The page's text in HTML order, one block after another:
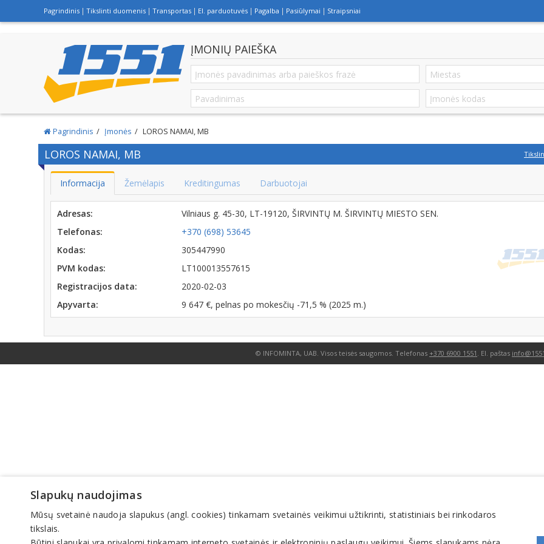
Pagrindinis Tikslinti duomenis Transportas El. parduotuvės Pagalba Pasiūlymai Straipsniai
ĮMONIŲ PAIEŠKA
Pagrindinis Įmonės LOROS NAMAI, MB
LOROS NAMAI, MB
Informacija Žemėlapis Kreditingumas Darbuotojai
Adresas:
Vilniaus g. 45-30, LT-19120, ŠIRVINTŲ M. ŠIRVINTŲ MIESTO SEN.
Telefonas:
+370 (698) 53645
Kodas:
305447990
PVM kodas:
LT100013557615
Registracijos data:
2020-02-03
Apyvarta:
9 647 €, pelnas po mokesčių -71,5 % (2025 m.)
© INFOMINTA, UAB. Visos teisės saugomos. Telefonas +370 6900 1551 . El. paštas
Slapukų naudojimas
Mūsų svetainė naudoja slapukus (angl. cookies) tinkamam svetainės veikimui užtikrinti, statistiniais bei rinkodaros
tikslais.